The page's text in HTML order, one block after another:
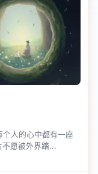
人的心中都有一座
愿被外界踏...